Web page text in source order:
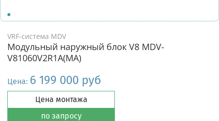
VRF-система MDV
Модульный наружный блок V8 MDV-
V81060V2R1A(MA)
Цена: 6 199 000 руб
Цена монтажа
по запросу